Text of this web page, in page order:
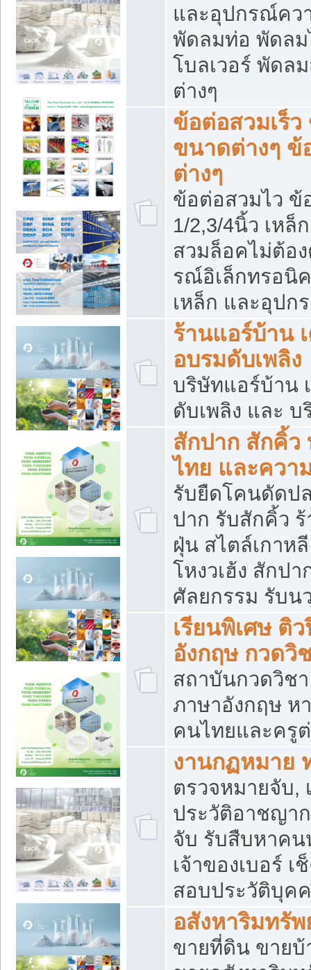
และอุปกรณ์คว
พัดลมท่อ พัดลม
โบลเวอร์ พัดล
ต่างๆ
ข้อต่อสวมเร็
ขนาดต่างๆ ข้
ต่างๆ
ข้อต่อสวมไว ข้
1/2,3/4นิ้ว เหล็
สวมล็อคไม่ต้อ
รณ์อิเล็กทรอนิ
เหล็ก และอุปก
ร้านแอร์บ้าน
อบรมดับเพลิง
บริษัทแอร์บ้าน
ดับเพลิง และ
สักปาก สักคิ้
ไทย และควา
รับยืดโคนดัดป
ปาก รับสักคิ้ว
ฝุ่น สไตล์เกาห
โหงวเฮ้ง สักป
ศัลยกรรม รับน
เรียนพิเศษ ติ
อังกฤษ กวดวิ
สถาบันกวดวิช
ภาษาอังกฤษ ห
คนไทยและครู
งานกฏหมาย
ตรวจหมายจับ,
ประวัติอาชญา
จับ รับสืบหาคน
เจ้าของเบอร์
สอบประวัติบุค
อสังหาริมทรัพ
ขายที่ดิน ขายบ้